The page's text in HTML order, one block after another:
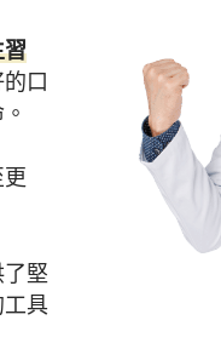
習
口
堅
具